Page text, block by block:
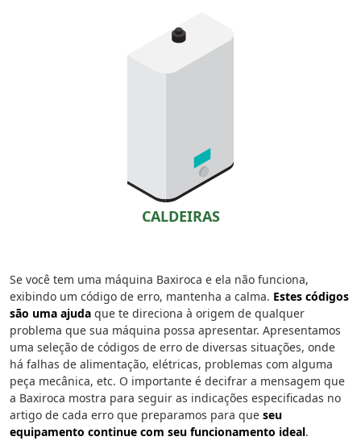
CALDEIRAS
Se você tem uma máquina Baxiroca e ela não funciona,
exibindo um código de erro, mantenha a calma. Estes códigos
são uma ajuda que te direciona à origem de qualquer
problema que sua máquina possa apresentar. Apresentamos
uma seleção de códigos de erro de diversas situações, onde
há falhas de alimentação, elétricas, problemas com alguma
peça mecânica, etc. O importante é decifrar a mensagem que
a Baxiroca mostra para seguir as indicações especificadas no
artigo de cada erro que preparamos para que seu
equipamento continue com seu funcionamento ideal.